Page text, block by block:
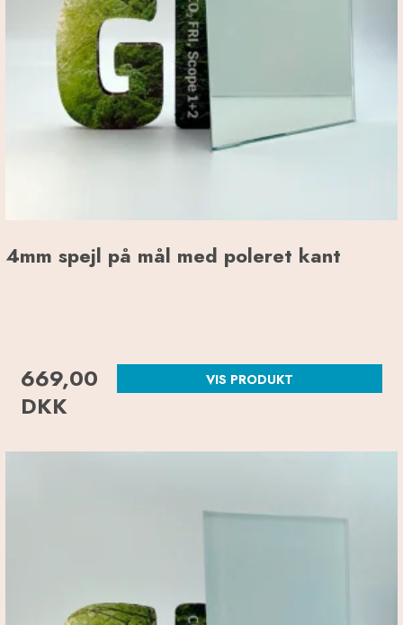
4mm spejl på mål med poleret kant
669,00
DKK
VIS PRODUKT